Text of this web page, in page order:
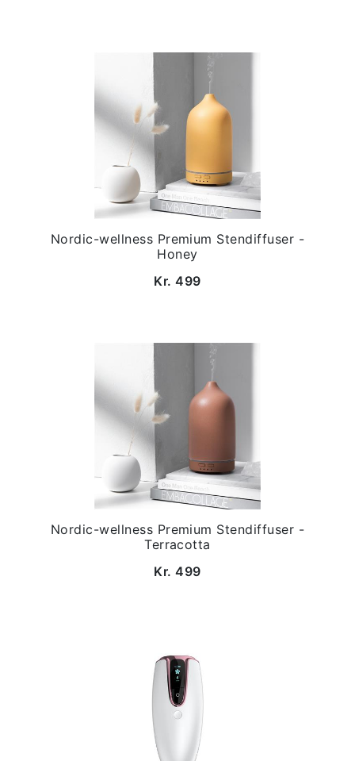
Nordic-wellness Premium Stendiffuser -
Honey
Kr. 499
Nordic-wellness Premium Stendiffuser -
Terracotta
Kr. 499